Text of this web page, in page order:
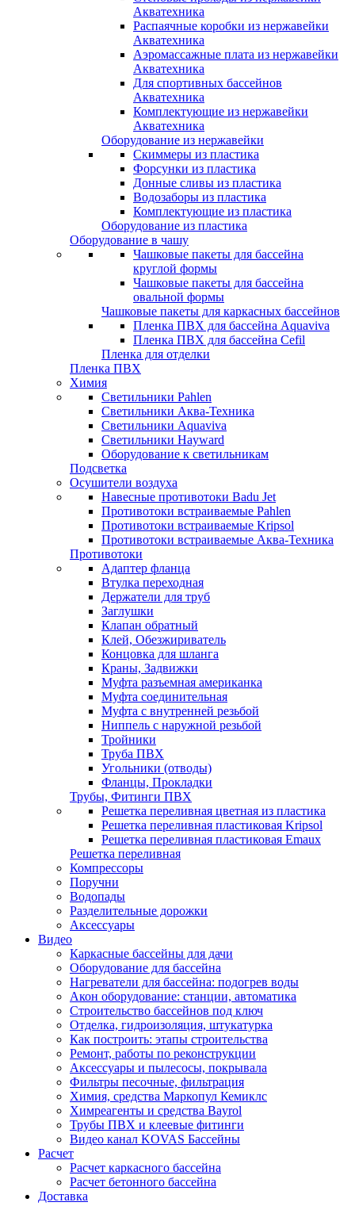
Акватехника
Распаячные коробки из нержавейки
Акватехника
Аэромассажные плата из нержавейки
Акватехника
Для спортивных бассейнов
Акватехника
Комплектующие из нержавейки
Акватехника
Оборудование из нержавейки
Скиммеры из пластика
Форсунки из пластика
Донные сливы из пластика
Водозаборы из пластика
Комплектующие из пластика
Оборудование из пластика
Оборудование в чашу
Чашковые пакеты для бассейна
круглой формы
Чашковые пакеты для бассейна
овальной формы
Чашковые пакеты для каркасных бассейнов
Пленка ПВХ для бассейна Aquaviva
Пленка ПВХ для бассейна Cefil
Пленка для отделки
Пленка ПВХ
Химия
Светильники Pahlen
Светильники Аква-Техника
Светильники Aquaviva
Светильники Hayward
Оборудование к светильникам
Подсветка
Осушители воздуха
Навесные противотоки Badu Jet
Противотоки встраиваемые Pahlen
Противотоки встраиваемые Kripsol
Противотоки встраиваемые Аква-Техника
Противотоки
Адаптер фланца
Втулка переходная
Держатели для труб
Заглушки
Клапан обратный
Клей, Обезжириватель
Концовка для шланга
Краны, Задвижки
Муфта разъемная американка
Муфта соединительная
Муфта с внутренней резьбой
Ниппель с наружной резьбой
Тройники
Труба ПВХ
Угольники (отводы)
Фланцы, Прокладки
Трубы, Фитинги ПВХ
Решетка переливная цветная из пластика
Решетка переливная пластиковая Kripsol
Решетка переливная пластиковая Emaux
Решетка переливная
Компрессоры
Поручни
Водопады
Разделительные дорожки
Аксессуары
Видео
Каркасные бассейны для дачи
Оборудование для бассейна
Нагреватели для бассейна: подогрев воды
Акон оборудование: станции, автоматика
Строительство бассейнов под ключ
Отделка, гидроизоляция, штукатурка
Как построить: этапы строительства
Ремонт, работы по реконструкции
Аксессуары и пылесосы, покрывала
Фильтры песочные, фильтрация
Химия, средства Маркопул Кемиклс
Химреагенты и средства Bayrol
Трубы ПВХ и клеевые фитинги
Видео канал KOVAS Бассейны
Расчет
Расчет каркасного бассейна
Расчет бетонного бассейна
Доставка